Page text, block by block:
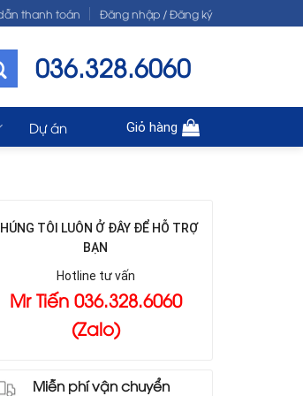
thanh toán Đăng nhập / Đăng ký
036.328.6060
Dự án Giỏ hàng
TÔI LUÔN Ở ĐÂY ĐỂ HỖ TRỢ
BẠN
Hotline tư vấn
Mr Tiến 036.328.6060
(Zalo)
Miễn phí vận chuyển